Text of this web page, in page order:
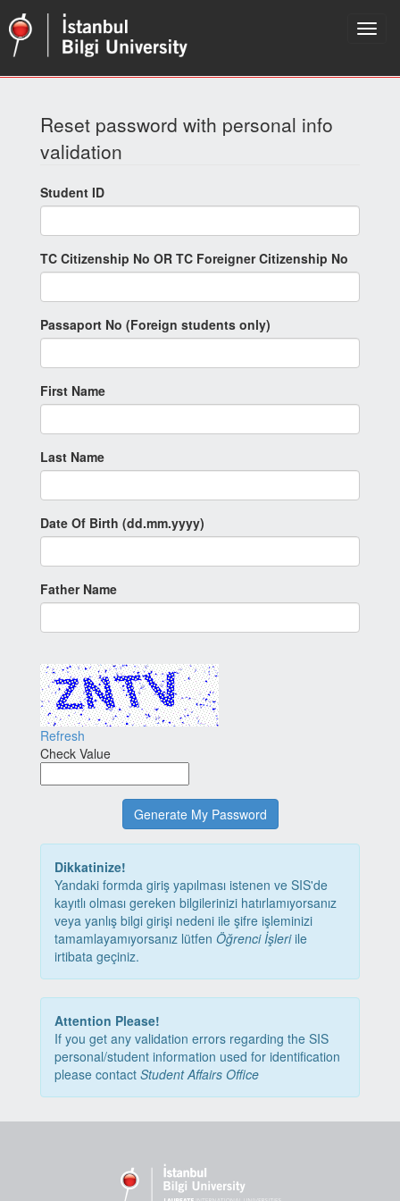
Reset password with personal info
validation
Student ID
TC Citizenship No OR TC Foreigner Citizenship No
Passaport No (Foreign students only)
First Name
Last Name
Date Of Birth (dd.mm.yyyy)
Father Name
Refresh
Check Value
Generate My Password
Dikkatinize!
Yandaki formda giriş yapılması istenen ve SIS'de
kayıtlı olması gereken bilgilerinizi hatırlamıyorsanız
veya yanlış bilgi girişi nedeni ile şifre işleminizi
tamamlayamıyorsanız lütfen Öğrenci İşleriile
irtibata geçiniz.
Attention Please!
If you get any validation errors regarding the SIS
personal/student information used for identification
please contact Student Affairs Office